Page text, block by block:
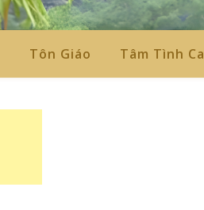
Tôn Giáo Tâm Tình Ca